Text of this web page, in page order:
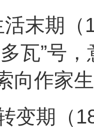
活末期
瓦”号
向作家
变期（